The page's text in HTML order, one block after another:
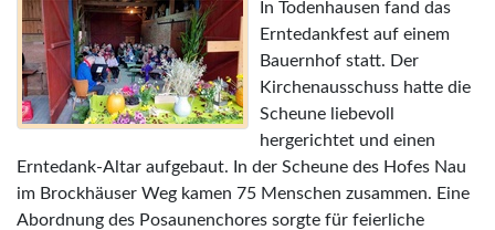
In Todenhausen fand das
Erntedankfest auf einem
Bauernhof statt. Der
Kirchenausschuss hatte die
Scheune liebevoll
hergerichtet und einen
Erntedank-Altar aufgebaut. In der Scheune des Hofes Nau
im Brockhäuser Weg kamen 75 Menschen zusammen. Eine
Abordnung des Posaunenchores sorgte für feierliche